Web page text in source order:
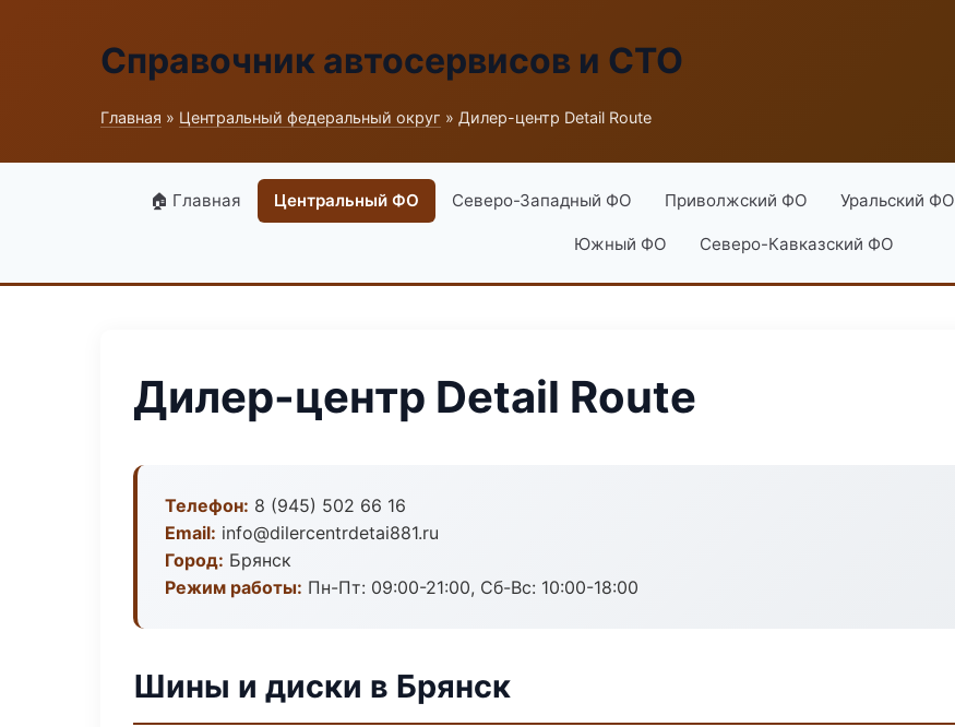
Справочник автосервисов и СТО
Главная » Центральный федеральный округ » Дилер-центр Detail Route
🏠 Главная Центральный ФО Северо-Западный ФО Приволжский ФО Уральский ФО
Южный ФО Северо-Кавказский ФО
Дилер-центр Detail Route
Телефон: 8 (945) 502 66 16
Email: info@dilercentrdetai881.ru
Город: Брянск
Режим работы: Пн-Пт: 09:00-21:00, Сб-Вс: 10:00-18:00
Шины и диски в Брянск